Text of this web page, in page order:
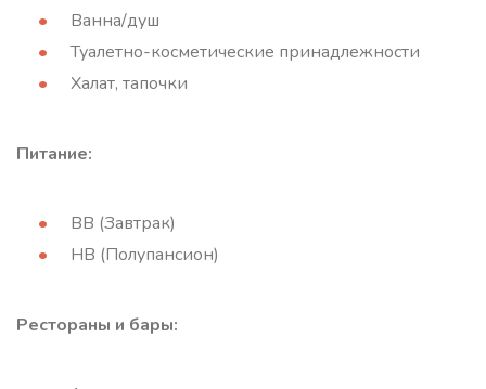
Ванна/душ
Туалетно-косметические принадлежности
Халат, тапочки
Питание:
ВВ (Завтрак)
HB (Полупансион)
Рестораны и бары: